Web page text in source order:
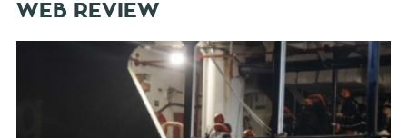
WEB REVIEW